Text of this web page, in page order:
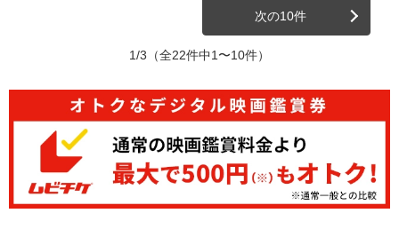
次の10件
1/3 （全22件中1〜10件）